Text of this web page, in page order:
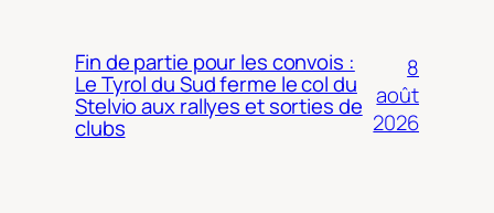
Fin de partie pour les convois :
Le Tyrol du Sud ferme le col du
Stelvio aux rallyes et sorties de
clubs
8
août
2026